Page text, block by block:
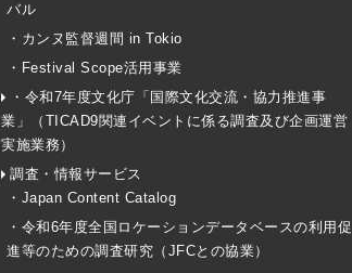
バル
・カンヌ監督週間 in Tokio
・Festival Scope活用事業
・令和7年度文化庁「国際文化交流・協力推進事
業」（TICAD9関連イベントに係る調査及び企画運営
実施業務）
調査・情報サービス
・Japan Content Catalog
・令和6年度全国ロケーションデータベースの利用促
進等のための調査研究（JFCとの協業）